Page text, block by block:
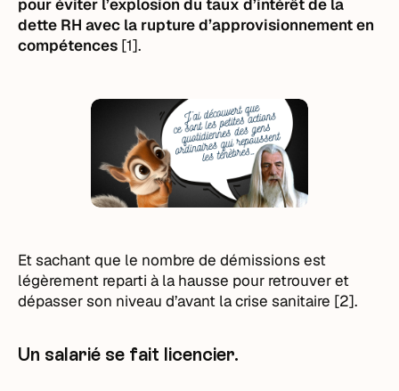
pour éviter l’explosion du taux d’intérêt de la
dette RH avec la rupture d’approvisionnement en
compétences [1].
Et sachant que le nombre de démissions est
légèrement reparti à la hausse pour retrouver et
dépasser son niveau d’avant la crise sanitaire [2].
Un salarié se fait licencier.